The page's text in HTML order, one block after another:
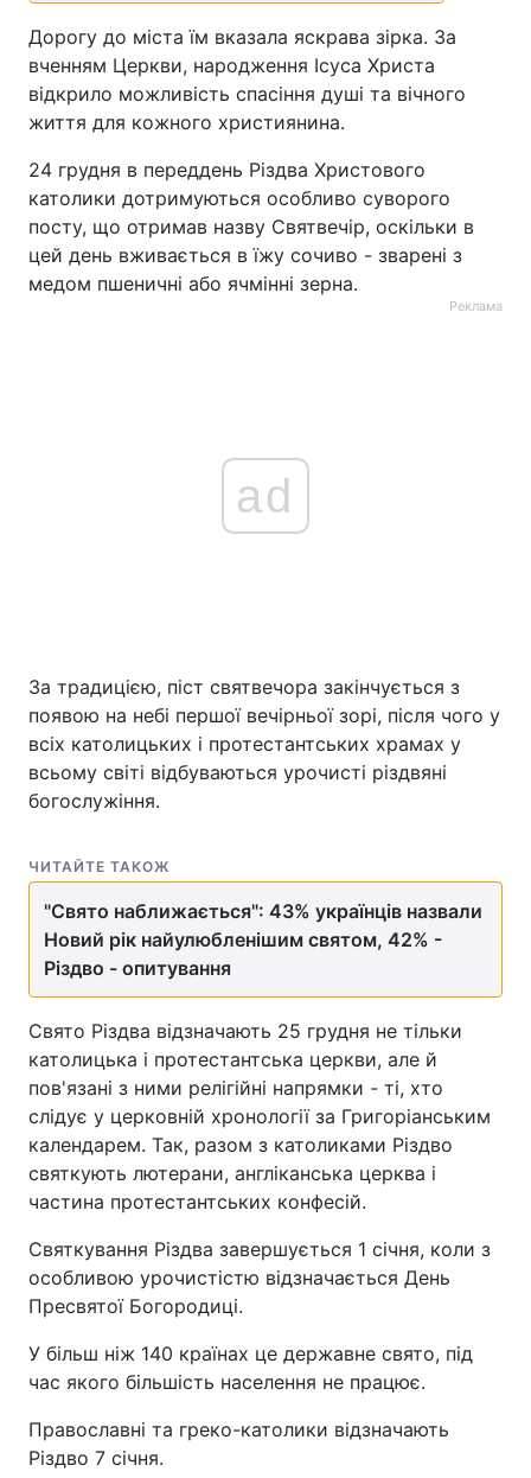
Інтерв'ю Думки
Архів Вакансії
Послуги
Дорогу до міста їм вказала яскрава зірка. За
вченням Церкви, народження Ісуса Христа
відкрило можливість спасіння душі та вічного
життя для кожного християнина.
24 грудня в переддень Різдва Христового
католики дотримуються особливо суворого
посту, що отримав назву Святвечір, оскільки в
цей день вживається в їжу сочиво - зварені з
медом пшеничні або ячмінні зерна.
Реклама
ad
За традицією, піст святвечора закінчується з
появою на небі першої вечірньої зорі, після чого у
всіх католицьких і протестантських храмах у
всьому світі відбуваються урочисті різдвяні
богослужіння.
ЧИТАЙТЕ ТАКОЖ
"Свято наближається": 43% українців назвали
Новий рік найулюбленішим святом, 42% -
Різдво - опитування
Свято Різдва відзначають 25 грудня не тільки
католицька і протестантська церкви, але й
пов'язані з ними релігійні напрямки - ті, хто
слідує у церковній хронології за Григоріанським
календарем. Так, разом з католиками Різдво
святкують лютерани, англіканська церква і
частина протестантських конфесій.
Святкування Різдва завершується 1 січня, коли з
особливою урочистістю відзначається День
Пресвятої Богородиці.
У більш ніж 140 країнах це державне свято, під
час якого більшість населення не працює.
Православні та греко-католики відзначають
Різдво 7 січня.